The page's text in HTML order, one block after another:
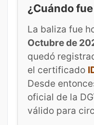
¿Cuándo
La baliza fue
Octubre de
quedó
el certificado
Desde
oficial de la
válido para